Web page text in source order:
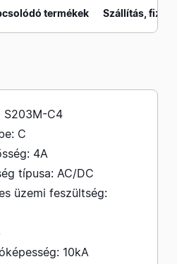
termékek Szállítás,
S203M-C4
C
4A
típusa: AC/DC
üzemi feszültség:
10kA